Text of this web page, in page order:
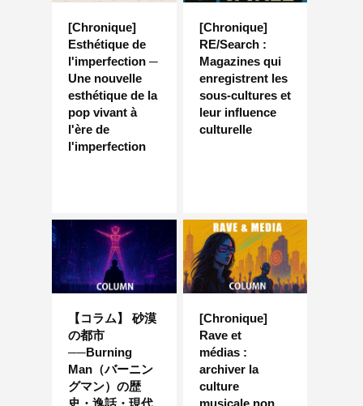
[Chronique]
Esthétique de
l'imperfection ─
Une nouvelle
esthétique de la
pop vivant à
l'ère de
l'imperfection
[Chronique]
RE/Search :
Magazines qui
enregistrent les
sous-cultures et
leur influence
culturelle
【コラム】 砂漠
の都市
──Burning
Man（バーニン
グマン）の歴
史・逸話・現代
[Chronique]
Rave et
médias :
archiver la
culture
musicale non